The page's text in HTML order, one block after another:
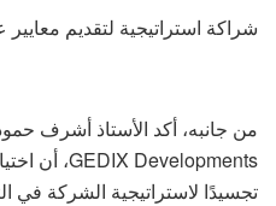
شراكة استراتيجية لتقديم معايير
من جانبه، أكد الأستاذ أشرف
تجسيدًا لاستراتيجية الشركة في